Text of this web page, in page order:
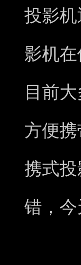
投影
影机
目前
方便
携式
错，